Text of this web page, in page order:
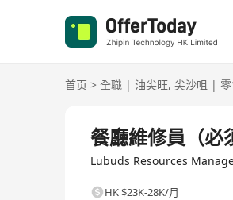
首页 > 全職 | 油尖旺, 尖沙咀 |
餐廳維修員（必
Lubuds Resources
HK $23K-28K/月